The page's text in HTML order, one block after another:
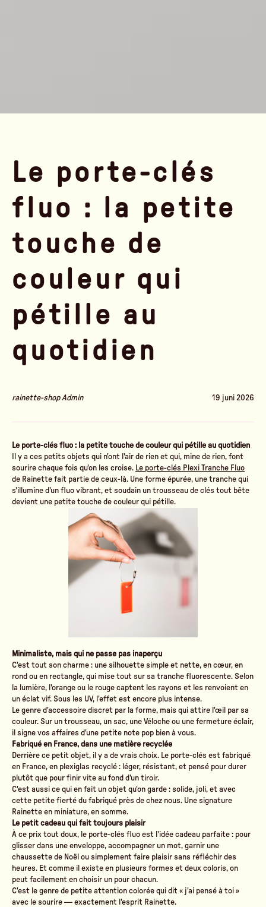
Le porte-clés
fluo : la petite
touche de
couleur qui
pétille au
quotidien
rainette-shop Admin 19 juni 2026
Le porte-clés fluo : la petite touche de couleur qui pétille au quotidien
Il y a ces petits objets qui n'ont l'air de rien et qui, mine de rien, font
sourire chaque fois qu'on les croise. Le porte-clés Plexi Tranche Fluo
de Rainette fait partie de ceux-là. Une forme épurée, une tranche qui
s'illumine d'un fluo vibrant, et soudain un trousseau de clés tout bête
devient une petite touche de couleur qui pétille.
Minimaliste, mais qui ne passe pas inaperçu
C'est tout son charme : une silhouette simple et nette, en cœur, en
rond ou en rectangle, qui mise tout sur sa tranche fluorescente. Selon
la lumière, l'orange ou le rouge captent les rayons et les renvoient en
un éclat vif. Sous les UV, l'effet est encore plus intense.
Le genre d'accessoire discret par la forme, mais qui attire l'œil par sa
couleur. Sur un trousseau, un sac, une Véloche ou une fermeture éclair,
il signe vos affaires d'une petite note pop bien à vous.
Fabriqué en France, dans une matière recyclée
Derrière ce petit objet, il y a de vrais choix. Le porte-clés est fabriqué
en France, en plexiglas recyclé : léger, résistant, et pensé pour durer
plutôt que pour finir vite au fond d'un tiroir.
C'est aussi ce qui en fait un objet qu'on garde : solide, joli, et avec
cette petite fierté du fabriqué près de chez nous. Une signature
Rainette en miniature, en somme.
Le petit cadeau qui fait toujours plaisir
À ce prix tout doux, le porte-clés fluo est l'idée cadeau parfaite : pour
glisser dans une enveloppe, accompagner un mot, garnir une
chaussette de Noël ou simplement faire plaisir sans réfléchir des
heures. Et comme il existe en plusieurs formes et deux coloris, on
peut facilement en choisir un pour chacun.
C'est le genre de petite attention colorée qui dit « j'ai pensé à toi »
avec le sourire — exactement l'esprit Rainette.